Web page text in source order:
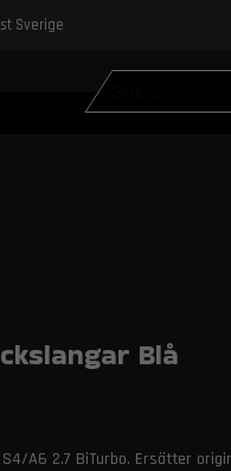
Sverige
Blå
A6 2.7 BiTurbo. Ersätter